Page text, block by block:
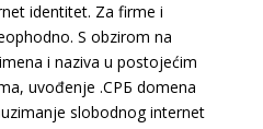
identitet. Za firme i
S obzirom na
i naziva u postojećim
uvođenje .СРБ domena
slobodnog internet